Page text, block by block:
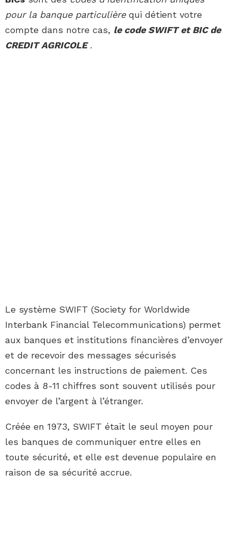
pour la banque particulière qui détient votre
compte dans notre cas, le code SWIFT et BIC de
CREDIT AGRICOLE.
Le système SWIFT (Society for Worldwide
Interbank Financial Telecommunications) permet
aux banques et institutions financières d’envoyer
et de recevoir des messages sécurisés
concernant les instructions de paiement. Ces
codes à 8-11 chiffres sont souvent utilisés pour
envoyer de l’argent à l’étranger.
Créée en 1973, SWIFT était le seul moyen pour
les banques de communiquer entre elles en
toute sécurité, et elle est devenue populaire en
raison de sa sécurité accrue.